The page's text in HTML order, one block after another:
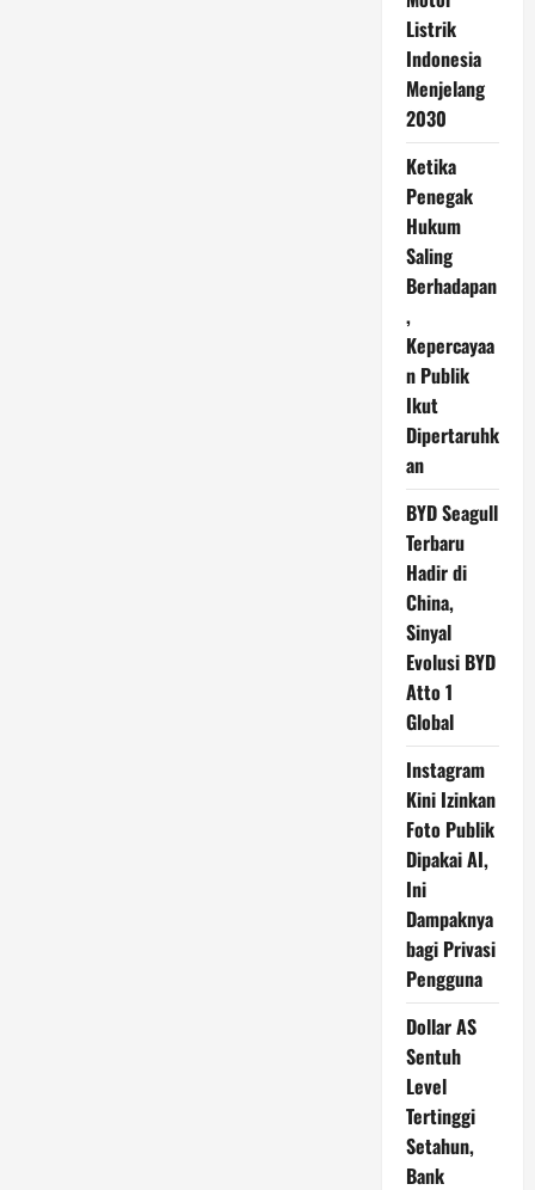
Listrik
Indonesia
Menjelang
2030
Ketika
Penegak
Hukum
Saling
Berhadapan
,
Kepercayaa
n Publik
Ikut
Dipertaruhk
an
BYD Seagull
Terbaru
Hadir di
China,
Sinyal
Evolusi BYD
Atto 1
Global
Instagram
Kini Izinkan
Foto Publik
Dipakai AI,
Ini
Dampaknya
bagi Privasi
Pengguna
Dollar AS
Sentuh
Level
Tertinggi
Setahun,
Bank